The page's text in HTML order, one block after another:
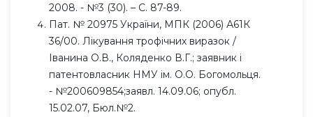
2008. - №3 (30). – С. 87-89.
Пат. № 20975 України, МПК (2006) А61К
36/00. Лікування трофічних виразок /
Іванина О.В., Коляденко В.Г.; заявник і
патентовласник НМУ ім. О.О. Богомольця.
- №200609854;заявл. 14.09.06; опубл.
15.02.07, Бюл.№2.